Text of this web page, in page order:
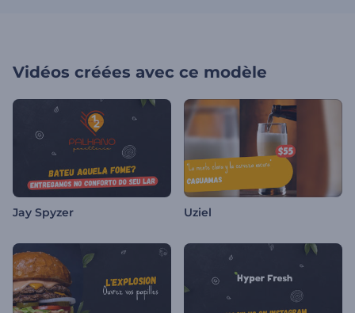
Vidéos créées avec ce modèle
Jay Spyzer Uziel